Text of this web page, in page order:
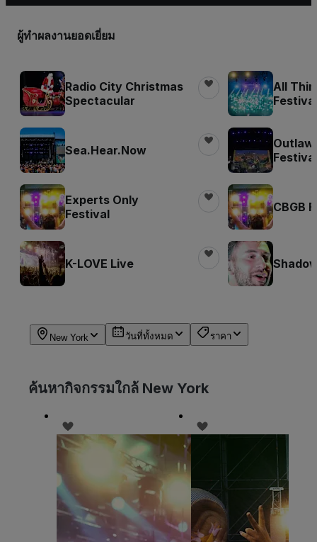
ผู้ทำผลงานยอดเยี่ยม
Radio City Christmas
Spectacular
Sea.Hear.Now
Experts Only
Festival
K-LOVE Live
All
Festival
Outlaw
Festival
CBGB
New York วันที่ทั้งหมด ราคา
ค้นหากิจกรรมใกล้ New York